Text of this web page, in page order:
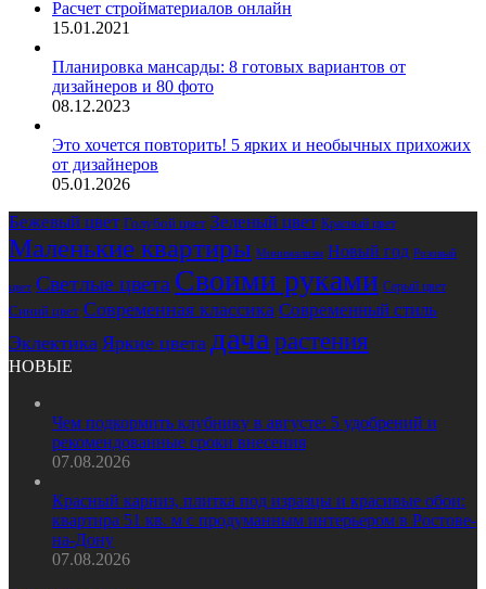
Расчет стройматериалов онлайн
15.01.2021
Планировка мансарды: 8 готовых вариантов от
дизайнеров и 80 фото
08.12.2023
Это хочется повторить! 5 ярких и необычных прихожих
от дизайнеров
05.01.2026
Бежевый цвет Голубой цвет Зеленый цвет Красный цвет
Маленькие квартиры Минимализм Новый год Розовый
цвет Светлые цвета Своими руками Серый цвет
Синий цвет Современная классика Современный стиль
Эклектика Яркие цвета дача растения
НОВЫЕ
Чем подкормить клубнику в августе: 5 удобрений и
рекомендованные сроки внесения
07.08.2026
Красный карниз, плитка под изразцы и красивые обои:
квартира 51 кв. м с продуманным интерьером в Ростове-
на-Дону
07.08.2026